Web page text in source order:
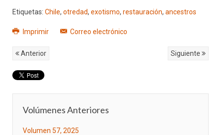
Etiquetas: Chile, otredad, exotismo, restauración, ancestros
Imprimir Correo electrónico
Anterior Siguiente
Volúmenes Anteriores
Volumen 57, 2025